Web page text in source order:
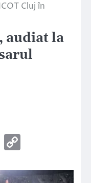
Cluj în
audiat la
Email